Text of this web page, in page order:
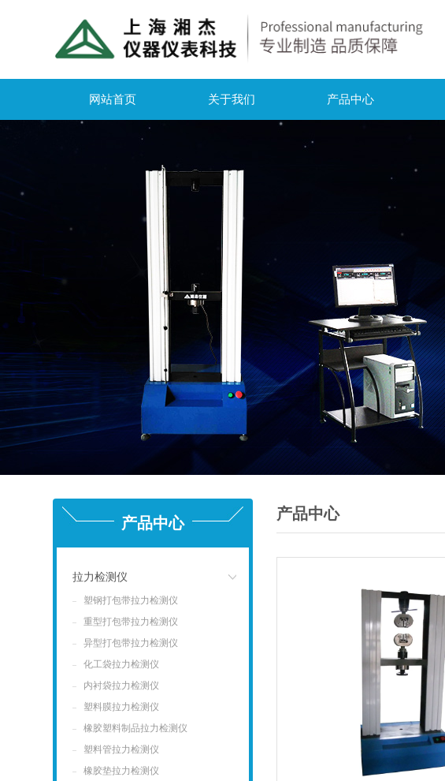
网站首页 关于我们 产品中心
产品中心
拉力检测仪
塑钢打包带拉力检测仪
重型打包带拉力检测仪
异型打包带拉力检测仪
化工袋拉力检测仪
内衬袋拉力检测仪
塑料膜拉力检测仪
橡胶塑料制品拉力检测仪
塑料管拉力检测仪
橡胶垫拉力检测仪
产品中心